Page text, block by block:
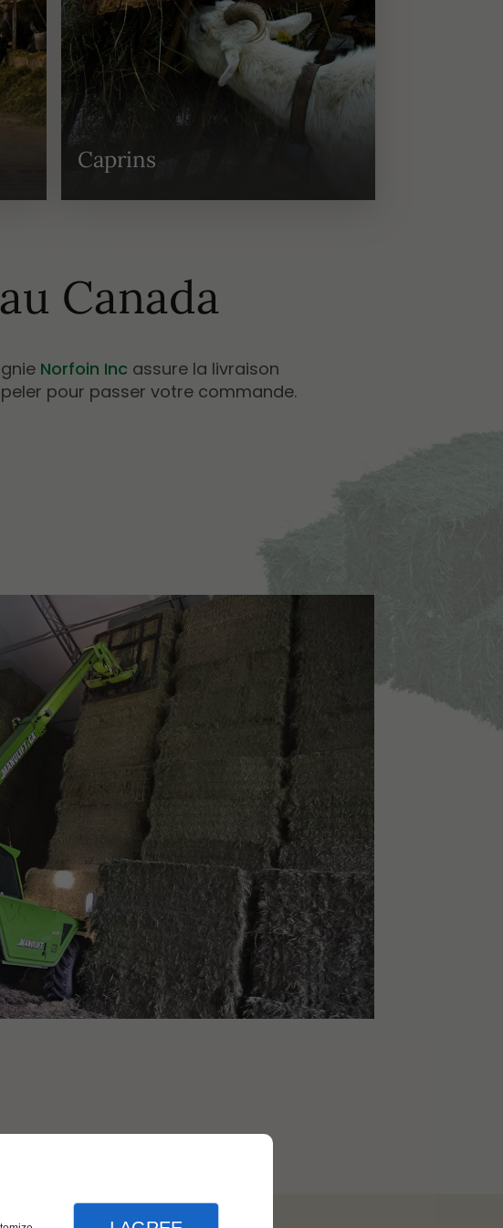
Caprins
Canada
Norfoin Inc assure la livraison
pour passer votre commande.